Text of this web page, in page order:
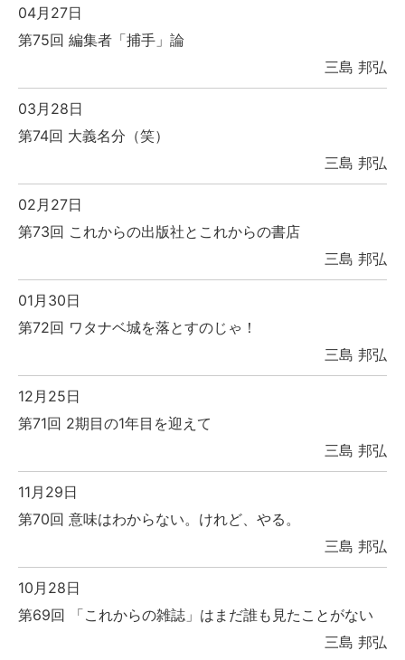
04月27日
第75回 編集者「捕手」論
三島 邦弘
03月28日
第74回 大義名分（笑）
三島 邦弘
02月27日
第73回 これからの出版社とこれからの書店
三島 邦弘
01月30日
第72回 ワタナベ城を落とすのじゃ！
三島 邦弘
12月25日
第71回 2期目の1年目を迎えて
三島 邦弘
11月29日
第70回 意味はわからない。けれど、やる。
三島 邦弘
10月28日
第69回 「これからの雑誌」はまだ誰も見たことがない
三島 邦弘